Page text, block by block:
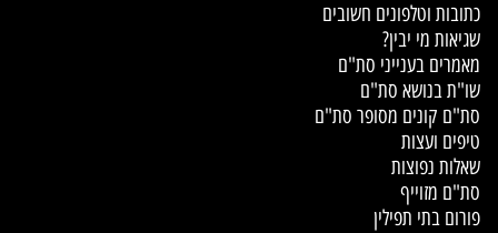
כתובות וטלפונים חשובים
שגיאות מי יבין?
מאמרים בענייני סת"ם
שו"ת בנושא סת"ם
סת"ם קונים מסופר סת"ם
טיפים ועצות
שאלות נפוצות
סת"ם מזוייף
פורום בתי תפילין